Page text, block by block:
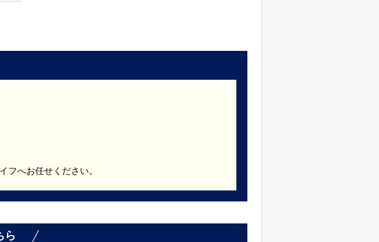
フへお任せください。
ら